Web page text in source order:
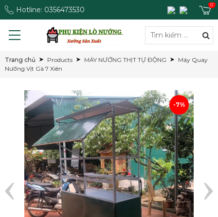
Hotline: 0356473530
0
Trang chủ Products MÁY NƯỚNG THỊT TỰ ĐỘNG
Máy Quay
Nướng Vịt Gà 7 Xiên
-7%